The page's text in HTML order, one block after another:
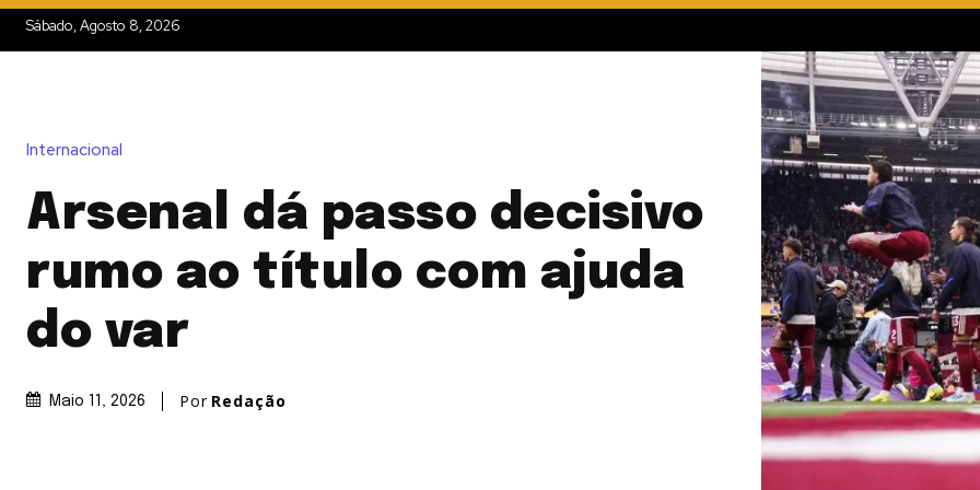
Sábado, Agosto 8, 2026
Internacional
Arsenal dá passo decisivo
rumo ao título com ajuda
do var
Maio 11, 2026 Por Redação